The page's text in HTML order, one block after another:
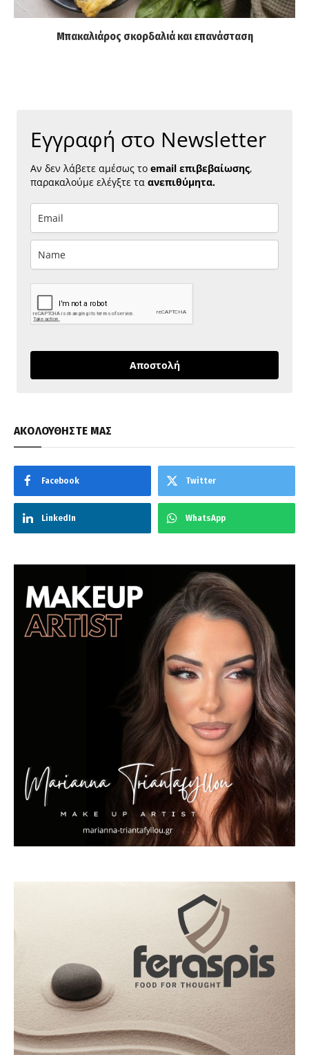
Μπακαλιάρος σκορδαλιά και επανάσταση
Εγγραφή στο Newsletter
Αν δεν λάβετε αμέσως το email επιβεβαίωσης,
παρακαλούμε ελέγξτε τα ανεπιθύμητα.
Αποστολή
ΑΚΟΛΟΥΘΗΣΤΕ ΜΑΣ
Facebook Twitter
LinkedIn WhatsApp